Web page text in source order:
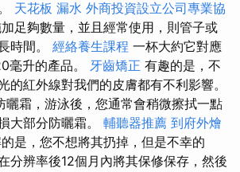
天花板 漏水 外商投資設立公司專業協
足夠數量，並且經常使用，則管子或
時間。 經絡養生課程 一杯大約它對應
毫升的產品。 牙齒矯正 有趣的是，不
的紅外線對我們的皮膚都有不利影響。
曬霜，游泳後，您通常會稍微擦拭一點
大部分防曬霜。 輔聽器推薦 到府外燴
是，您不想將其扔掉，但是不幸的
分辨率後12個月內將其保修保存，然後